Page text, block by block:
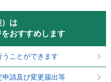
は
おすすめします
ことができます
請及び変更届出等